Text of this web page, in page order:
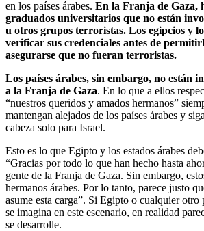
en los países árabes. En la Franja de Gaza,
graduados universitarios que no están
u otros grupos terroristas. Los egipcios y
verificar sus credenciales antes de
asegurarse que no fueran terroristas.
Los países árabes, sin embargo, no están
a la Franja de Gaza. En lo que a ellos
“nuestros queridos y amados hermanos”
mantengan alejados de los países árabes y
cabeza solo para Israel.
Esto es lo que Egipto y los estados árabes
“Gracias por todo lo que han hecho hasta
gente de la Franja de Gaza. Sin embargo,
hermanos árabes. Por lo tanto, parece justo
asume esta carga”. Si Egipto o cualquier otro
se imagina en este escenario, en realidad
se desarrolle.